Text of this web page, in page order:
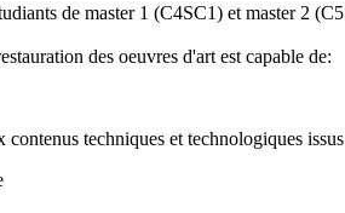
de master 1 (C4SC1) et master 2
des oeuvres d'art est capable de:
techniques et technologiques